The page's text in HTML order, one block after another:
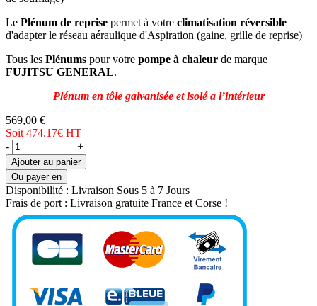
Le Plénum de reprise permet à votre climatisation réversible
d'adapter le réseau aéraulique d'Aspiration (gaine, grille de reprise)
Tous les Plénums pour votre pompe à chaleur de marque
FUJITSU GENERAL.
Plénum en tôle galvanisée et isolé a l’intérieur
569,00 €
Soit 474.17€ HT
-
+
Ajouter au panier
Ou payer en
Disponibilité : Livraison Sous 5 à 7 Jours
Frais de port : Livraison gratuite France et Corse !